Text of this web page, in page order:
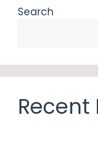
Search
Recent